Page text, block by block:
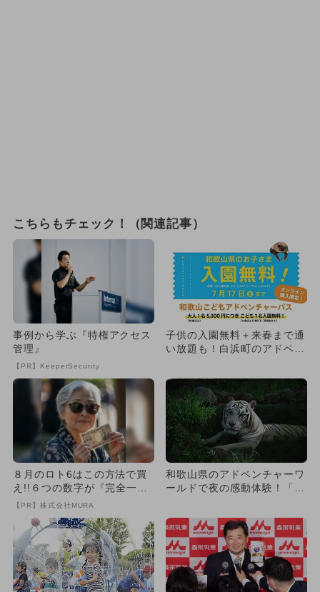
こちらもチェック！（関連記事）
事例から学ぶ『特権アクセス
管理』
【PR】KeeperSecurity
子供の入園無料＋来春まで通
い放題も！白浜町のアドベン
８月のロト6はこの方法で買
え!!６つの数字が『完全一
致』する方法
【PR】株式会社MURA
和歌山県のアドベンチャーワ
ールドで夜の感動体験！「NI